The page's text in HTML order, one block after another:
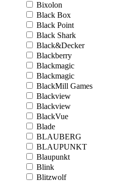
Bixolon
Black Box
Black Point
Black Shark
Black&Decker
Blackberry
Blackmagic
Blackmagic
BlackMill Games
Blackview
Blackview
BlackVue
Blade
BLAUBERG
BLAUPUNKT
Blaupunkt
Blink
Blitzwolf